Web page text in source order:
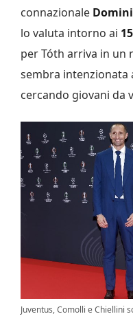
connazionale
lo valuta intorno ai
per Tóth arriva in un
sembra intenzionata
cercando giovani da
Juventus, Comolli e Chiellini